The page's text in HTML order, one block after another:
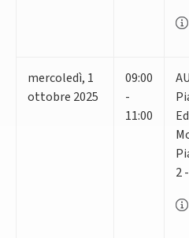
mercoledì, 1
ottobre 2025
09:00
-
11:00
2